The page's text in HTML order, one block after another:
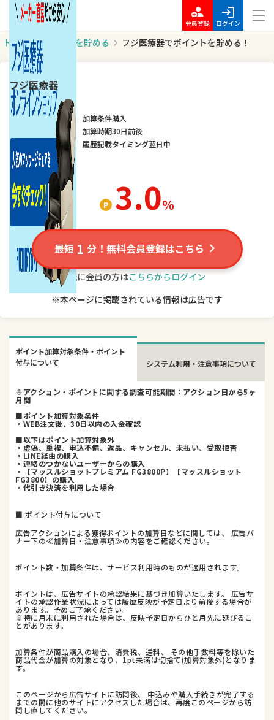
会員登録 ログイン
トップ ポイントを貯める フジ医療器でポイントを貯める！
フジ医療器
3.0％
加算条件購入
加算時期30日前後
履歴記載タイミング翌日中
最短 1 分！無料会員登録はこちら
既に会員の方はこちらからログイン
※本ページに掲載されている情報は広告です
ポイント加算対象条件・ポイント
付与について
システム利用・注意事項について
※アクション・ポイントに関する調査可能期間：アクション日から5ヶ
月間
■ポイント加算対象条件
・WEB注文後、30日以内の入金確認
■以下はポイント加算対象外
・虚偽、重複、申込不備、返品、キャンセル、未払い、受取拒否
・LINE経由の購入
・連絡のつかないユーザーからの購入
・【マッスルショットプレミアム FG3800P】【マッスルショット
FG3800】の購入
・代引き決済を利用した場合
■ ポイント付与について
広告アクションによる獲得ポイントの加算日などに関しては、 広告バ
ナー下の≪加算日・注意事項≫の内容をご確認ください。
ポイント数・加算条件は、サービス利用時のものが適用されます。
ポイントは、広告サイトの承認結果に基づき加算いたします。 広告サ
イトの承認作業状況によっては履歴反映が予定日より前後する場合が
あります。予めご了承ください。
※特に月末に利用された場合は、反映予定日からひと月先に延びるこ
とがあります。
加算条件が商品購入の場合、消費税、送料、 その他手数料等を除いた
商品代金が加算の対象となり、1pt未満は切捨て(加算対象外)となりま
す。
このページから広告サイトに訪問後、 申込みや購入手続きが完了する
までの間に他のサイトにアクセスした場合は、再度このページから訪
問し直してください。